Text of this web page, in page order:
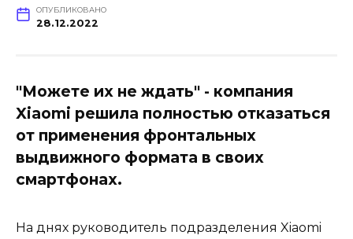
ОПУБЛИКОВАНО
28.12.2022
"Можете их не ждать" - компания
Xiaomi решила полностью отказаться
от применения фронтальных
выдвижного формата в своих
смартфонах.
На днях руководитель подразделения Xiaomi